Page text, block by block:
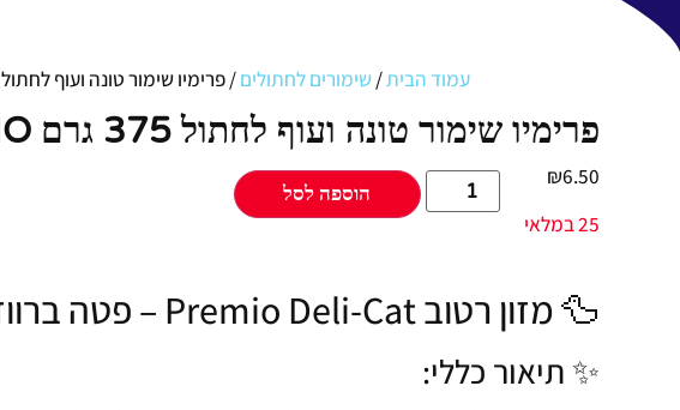
עמוד הבית/שימורים לחתולים/ פרימיו שימור טונה ועוף לחתול 375 גרם PREMIO
פרימיו שימור טונה ועוף לחתול 375 גרם PREMIO
₪6.50
25 במלאי
הוספה לסל
🦆 מזון רטוב Premio Deli-Cat – פטה ברווז (לחתולים בוגרים)
✨ תיאור כללי: